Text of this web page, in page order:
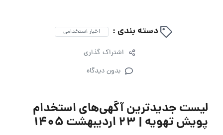
دسته بندی : اخبار استخدامی
اشتراک گذاری
بدون دیدگاه
لیست جدیدترین آگهی‌های استخدام
پویش تهویه | 23 اردیبهشت ۱۴۰۵